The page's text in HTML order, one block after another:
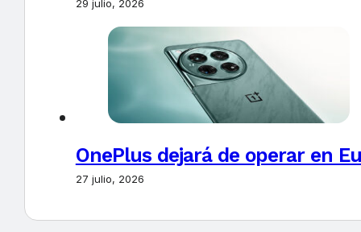
29 julio, 2026
OnePlus dejará de operar en
27 julio, 2026